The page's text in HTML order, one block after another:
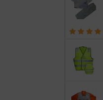
out of 5